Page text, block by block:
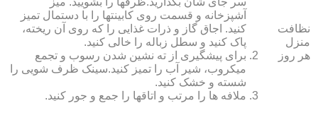
نظافت
منزل
هر روز
آشپزخانه و قسمت روی کابینت‏ها را با دستمال تمیز
کنید. اجاق گاز و ذرات غذایی را که روی آن ریخته،
پاک کنید و سطل زباله را خالی کنید.
برای پیشگیری از ته نشین شدن رسوب و تجمع
میکروب، شیر آب را تمیز کنید.سینک ظرف شویی را
شسته و خشک کنید.
ملافه‏ ها را مرتب و اتاق‏ها را جمع و جور کنید.